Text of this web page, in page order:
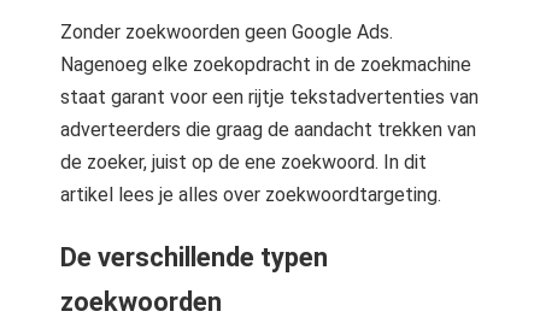
Zonder zoekwoorden geen Google Ads.
Nagenoeg elke zoekopdracht in de zoekmachine
staat garant voor een rijtje tekstadvertenties van
adverteerders die graag de aandacht trekken van
de zoeker, juist op de ene zoekwoord. In dit
artikel lees je alles over zoekwoordtargeting.
De verschillende typen
zoekwoorden
over
te